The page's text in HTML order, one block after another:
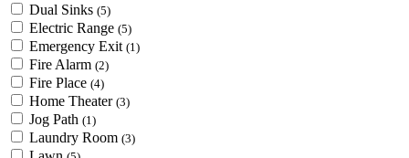
Dual Sinks (5)
Electric Range (5)
Emergency Exit (1)
Fire Alarm (2)
Fire Place (4)
Home Theater (3)
Jog Path (1)
Laundry Room (3)